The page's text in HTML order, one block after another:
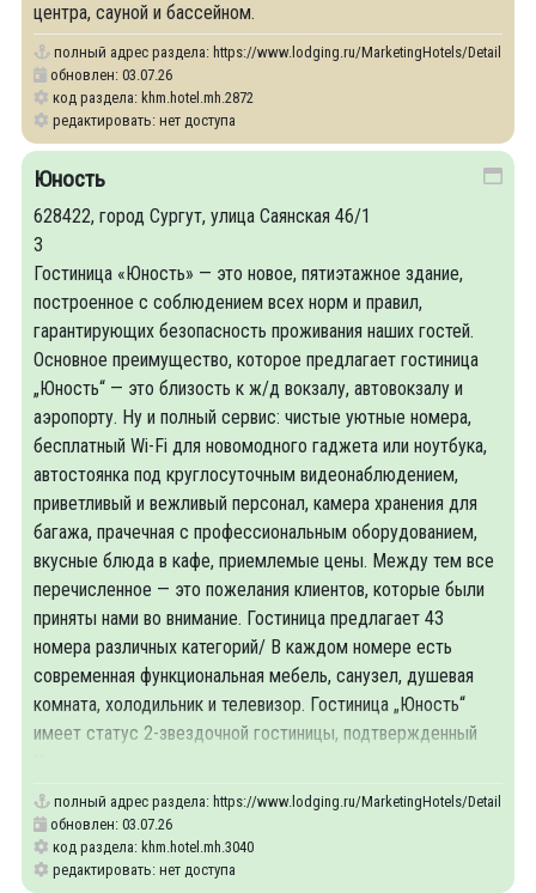
центра, сауной и бассейном.
полный адрес раздела: https://www.lodging.ru/MarketingHotels/Details/
обновлен: 03.07.26
код раздела: khm.hotel.mh.2872
редактировать: нет доступа
Юность
628422, город Сургут, улица Саянская 46/1
3
Гостиница «Юность» — это новое, пятиэтажное здание,
построенное с соблюдением всех норм и правил,
гарантирующих безопасность проживания наших гостей.
Основное преимущество, которое предлагает гостиница
„Юность“ — это близость к ж/д вокзалу, автовокзалу и
аэропорту. Ну и полный сервис: чистые уютные номера,
бесплатный Wi-Fi для новомодного гаджета или ноутбука,
автостоянка под круглосуточным видеонаблюдением,
приветливый и вежливый персонал, камера хранения для
багажа, прачечная с профессиональным оборудованием,
вкусные блюда в кафе, приемлемые цены. Между тем все
перечисленное — это пожелания клиентов, которые были
приняты нами во внимание. Гостиница предлагает 43
номера различных категорий/ В каждом номере есть
современная функциональная мебель, санузел, душевая
комната, холодильник и телевизор. Гостиница „Юность“
имеет статус 2-звездочной гостиницы, подтвержденный
полный адрес раздела: https://www.lodging.ru/MarketingHotels/Details/
обновлен: 03.07.26
код раздела: khm.hotel.mh.3040
редактировать: нет доступа